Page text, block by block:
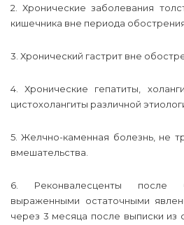
2. Хронические заболевания
кишечника вне периода
3. Хронический гастрит вне
4. Хронические гепатиты,
цистохолангиты различной
5. Желчно-каменная болезнь, не
вмешательства.
6. Реконвалесценты после
выраженными остаточными
через 3 месяца после выписки из